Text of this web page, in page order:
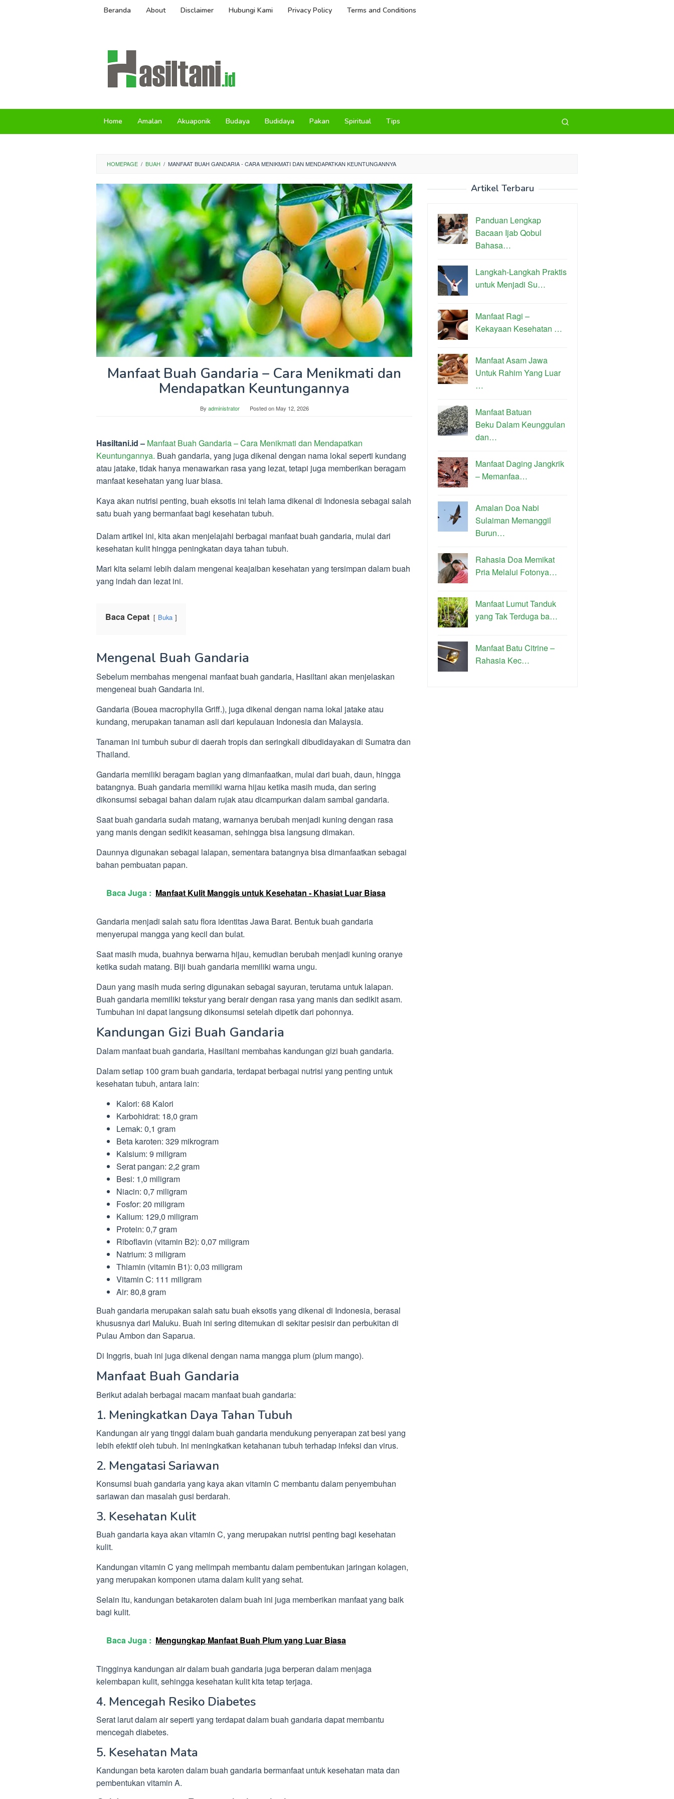
Beranda About Disclaimer Hubungi Kami Privacy Policy Terms and Conditions
Home Amalan Akuaponik Budaya Budidaya Pakan Spiritual Tips
HOMEPAGE / BUAH / MANFAAT BUAH GANDARIA - CARA MENIKMATI DAN MENDAPATKAN KEUNTUNGANNYA
Manfaat Buah Gandaria – Cara Menikmati dan
Mendapatkan Keuntungannya
By administrator Posted onMay 12, 2026
Hasiltani.id – Manfaat Buah Gandaria – Cara Menikmati dan Mendapatkan
Keuntungannya. Buah gandaria, yang juga dikenal dengan nama lokal seperti kundang
atau jatake, tidak hanya menawarkan rasa yang lezat, tetapi juga memberikan beragam
manfaat kesehatan yang luar biasa.
Kaya akan nutrisi penting, buah eksotis ini telah lama dikenal di Indonesia sebagai salah
satu buah yang bermanfaat bagi kesehatan tubuh.
Dalam artikel ini, kita akan menjelajahi berbagai manfaat buah gandaria, mulai dari
kesehatan kulit hingga peningkatan daya tahan tubuh.
Mari kita selami lebih dalam mengenai keajaiban kesehatan yang tersimpan dalam buah
yang indah dan lezat ini.
Baca Cepat Buka
Mengenal Buah Gandaria
Sebelum membahas mengenai manfaat buah gandaria, Hasiltani akan menjelaskan
mengeneai buah Gandaria ini.
Gandaria (Bouea macrophylla Griff.), juga dikenal dengan nama lokal jatake atau
kundang, merupakan tanaman asli dari kepulauan Indonesia dan Malaysia.
Tanaman ini tumbuh subur di daerah tropis dan seringkali dibudidayakan di Sumatra dan
Thailand.
Gandaria memiliki beragam bagian yang dimanfaatkan, mulai dari buah, daun, hingga
batangnya. Buah gandaria memiliki warna hijau ketika masih muda, dan sering
dikonsumsi sebagai bahan dalam rujak atau dicampurkan dalam sambal gandaria.
Saat buah gandaria sudah matang, warnanya berubah menjadi kuning dengan rasa
yang manis dengan sedikit keasaman, sehingga bisa langsung dimakan.
Daunnya digunakan sebagai lalapan, sementara batangnya bisa dimanfaatkan sebagai
bahan pembuatan papan.
Baca Juga : Manfaat Kulit Manggis untuk Kesehatan - Khasiat Luar Biasa
Gandaria menjadi salah satu flora identitas Jawa Barat. Bentuk buah gandaria
menyerupai mangga yang kecil dan bulat.
Saat masih muda, buahnya berwarna hijau, kemudian berubah menjadi kuning oranye
ketika sudah matang. Biji buah gandaria memiliki warna ungu.
Daun yang masih muda sering digunakan sebagai sayuran, terutama untuk lalapan.
Buah gandaria memiliki tekstur yang berair dengan rasa yang manis dan sedikit asam.
Tumbuhan ini dapat langsung dikonsumsi setelah dipetik dari pohonnya.
Kandungan Gizi Buah Gandaria
Dalam manfaat buah gandaria, Hasiltani membahas kandungan gizi buah gandaria.
Dalam setiap 100 gram buah gandaria, terdapat berbagai nutrisi yang penting untuk
kesehatan tubuh, antara lain:
Kalori: 68 Kalori
Karbohidrat: 18,0 gram
Lemak: 0,1 gram
Beta karoten: 329 mikrogram
Kalsium: 9 miligram
Serat pangan: 2,2 gram
Besi: 1,0 miligram
Niacin: 0,7 miligram
Fosfor: 20 miligram
Kalium: 129,0 miligram
Protein: 0,7 gram
Riboflavin (vitamin B2): 0,07 miligram
Natrium: 3 miligram
Thiamin (vitamin B1): 0,03 miligram
Vitamin C: 111 miligram
Air: 80,8 gram
Buah gandaria merupakan salah satu buah eksotis yang dikenal di Indonesia, berasal
khususnya dari Maluku. Buah ini sering ditemukan di sekitar pesisir dan perbukitan di
Pulau Ambon dan Saparua.
Di Inggris, buah ini juga dikenal dengan nama mangga plum (plum mango).
Manfaat Buah Gandaria
Berikut adalah berbagai macam manfaat buah gandaria:
1. Meningkatkan Daya Tahan Tubuh
Kandungan air yang tinggi dalam buah gandaria mendukung penyerapan zat besi yang
lebih efektif oleh tubuh. Ini meningkatkan ketahanan tubuh terhadap infeksi dan virus.
2. Mengatasi Sariawan
Konsumsi buah gandaria yang kaya akan vitamin C membantu dalam penyembuhan
sariawan dan masalah gusi berdarah.
3. Kesehatan Kulit
Buah gandaria kaya akan vitamin C, yang merupakan nutrisi penting bagi kesehatan
kulit.
Kandungan vitamin C yang melimpah membantu dalam pembentukan jaringan kolagen,
yang merupakan komponen utama dalam kulit yang sehat.
Selain itu, kandungan betakaroten dalam buah ini juga memberikan manfaat yang baik
bagi kulit.
Baca Juga : Mengungkap Manfaat Buah Plum yang Luar Biasa
Tingginya kandungan air dalam buah gandaria juga berperan dalam menjaga
kelembapan kulit, sehingga kesehatan kulit kita tetap terjaga.
4. Mencegah Resiko Diabetes
Serat larut dalam air seperti yang terdapat dalam buah gandaria dapat membantu
mencegah diabetes.
5. Kesehatan Mata
Kandungan beta karoten dalam buah gandaria bermanfaat untuk kesehatan mata dan
pembentukan vitamin A.
Artikel Terbaru
Panduan Lengkap
Bacaan Ijab Qobul
Bahasa…
Langkah-Langkah Praktis
untuk Menjadi Su…
Manfaat Ragi –
Kekayaan Kesehatan …
Manfaat Asam Jawa
Untuk Rahim Yang Luar
…
Manfaat Batuan
Beku Dalam Keunggulan
dan…
Manfaat Daging Jangkrik
– Memanfaa…
Amalan Doa Nabi
Sulaiman Memanggil
Burun…
Rahasia Doa Memikat
Pria Melalui Fotonya…
Manfaat Lumut Tanduk
yang Tak Terduga ba…
Manfaat Batu Citrine –
Rahasia Kec…